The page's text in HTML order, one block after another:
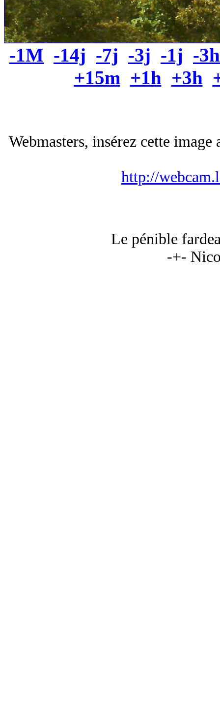
-1M -14j -7j -3j -1j -3h
+15m +1h +3h
Webmasters, insérez cette
http://
Le pénible
-+-